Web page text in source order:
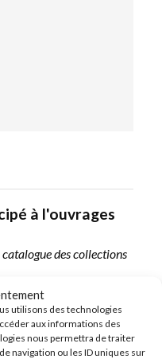
utilisons des technologies
aux informations des
nous permettra de traiter
navigation ou les ID uniques sur
à l'ouvrages
des collections
Saulieu